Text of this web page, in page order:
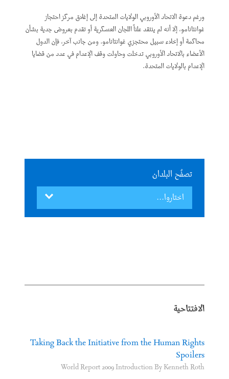
الافتتاحية
Taking Back the Initiative from the Human Rights
Spoilers
World Report 2009 Introduction By Kenneth Roth
ورغم دعوة الاتحاد الأوروبي الولايات المتحدة إلى إغلاق مركز احتجاز
غوانتانامو، إلا أنه لم ينتقد علناً اللجان العسكرية أو تقدم بعروض جدية بشأن
محاكمة أو إخلاء سبيل محتجزي غوانتانامو. ومن جانب آخر، فإن الدول
الأعضاء بالاتحاد الأوروبي تدخلت وحاولت وقف الإعدام في عدد من قضايا
الإعدام بالولايات المتحدة.
تصفُح البلدان